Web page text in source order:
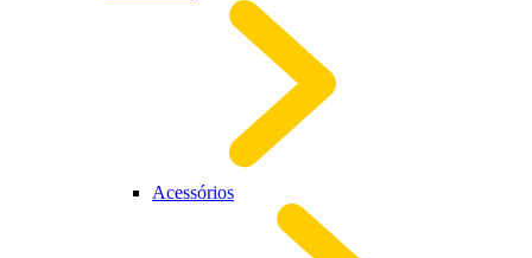
Acessórios